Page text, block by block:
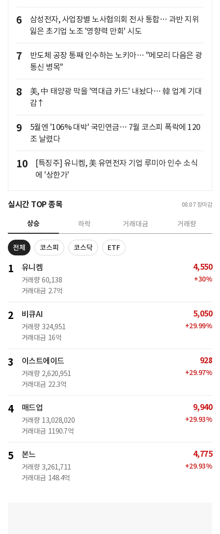
6
삼성전자, 사업장별 노사협의회 전사 통합… 과반 지위
잃은 초기업 노조 '영향력 만회' 시도
7
반도체 공장 통째 인수하는 노키아… "메모리 다음은 광
통신 병목"
8
美, 中 태양광 막을 '역대급 카드' 내놨다… 韓 업계 기대
감↑
9
5월엔 '106% 대박' 국민연금… 7월 코스피 폭락에 120
조 날렸다
10
[특징주] 유니켐, 美 유연전자 기업 루미아 인수 소식
에 '상한가'
실시간 TOP 종목 08.07 장마감
상승 하락 거래대금 거래량
전체 코스피 코스닥 ETF
1 유니켐
거래량 60,138
거래대금 2.7억
4,550
+30%
2 비큐AI
거래량 324,951
거래대금 16억
5,050
+29.99%
3 이스트에이드
거래량 2,620,951
거래대금 22.3억
928
+29.97%
4 매드업
거래량 13,028,020
거래대금 1190.7억
9,940
+29.93%
5 본느
거래량 3,261,711
거래대금 148.4억
4,775
+29.93%